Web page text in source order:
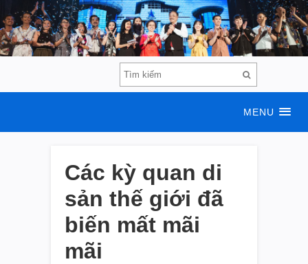
MENU
Các kỳ quan di
sản thế giới đã
biến mất mãi
mãi